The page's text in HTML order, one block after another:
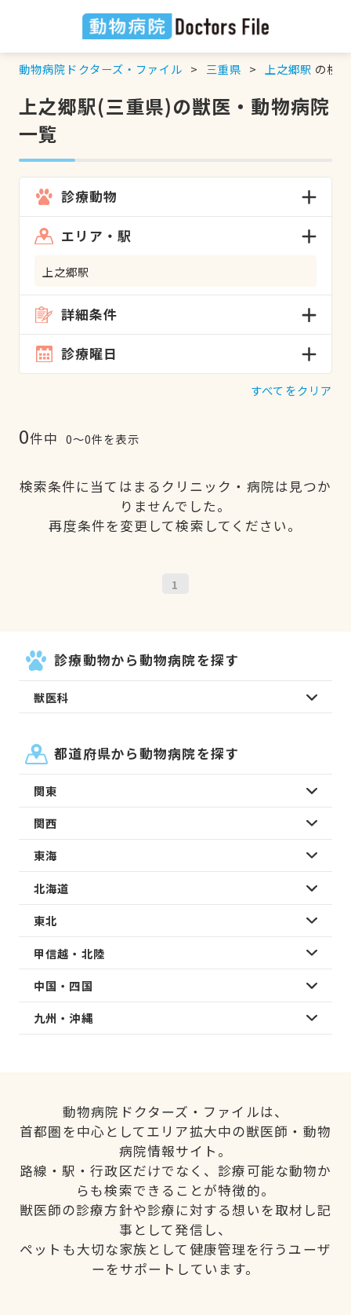
動物病院ドクターズ・ファイル 三重県 上之郷駅 の検
上之郷駅(三重県)の獣医・動物病院
一覧
診療動物
エリア・駅
上之郷駅
詳細条件
診療曜日
すべてをクリア
0件中 0〜0件を表示
検索条件に当てはまるクリニック・病院は見つか
りませんでした。
再度条件を変更して検索してください。
1
診療動物から動物病院を探す
獣医科
都道府県から動物病院を探す
関東
関西
東海
北海道
東北
甲信越・北陸
中国・四国
九州・沖縄
動物病院ドクターズ・ファイルは、
首都圏を中心としてエリア拡大中の獣医師・動物
病院情報サイト。
路線・駅・行政区だけでなく、診療可能な動物か
らも検索できることが特徴的。
獣医師の診療方針や診療に対する想いを取材し記
事として発信し、
ペットも大切な家族として健康管理を行うユーザ
ーをサポートしています。